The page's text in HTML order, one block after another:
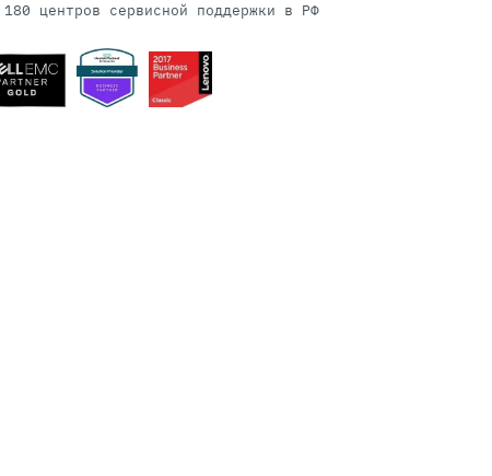
180 центров сервисной поддержки в РФ